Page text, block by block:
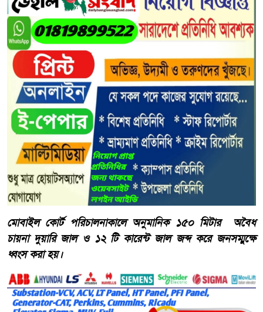
মোবাইল কোর্ট পরিচালনাকালে অনুমানিক ১৫০ মিটার অবৈধ
চায়না দুয়ারি জাল ও ১২ টি কারেন্ট জাল জব্দ করে জনসম্মুক্ষে
ধ্বংস করা হয়।